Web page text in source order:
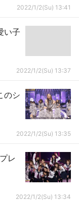
2022/1/2(Su) 13:41
い子
2022/1/2(Su) 13:37
のシ
2022/1/2(Su) 13:35
レ
2022/1/2(Su) 13:34